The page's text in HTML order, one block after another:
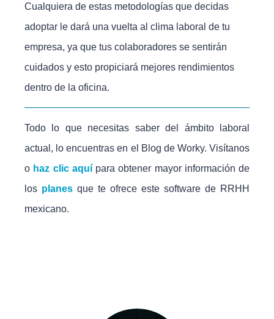
Cualquiera de estas metodologías que decidas
adoptar le dará una vuelta al clima laboral de tu
empresa, ya que tus colaboradores se sentirán
cuidados y esto propiciará mejores rendimientos
dentro de la oficina.
Todo lo que necesitas saber del ámbito laboral
actual, lo encuentras en el Blog de Worky. Visítanos
o haz clic aquípara obtener mayor información de
los planes que te ofrece este software de RRHH
mexicano.